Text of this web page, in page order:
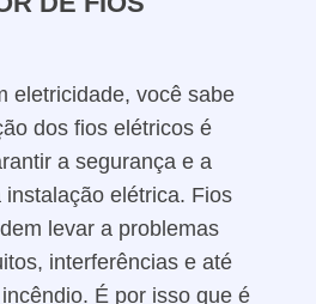
eletricidade, você sabe
dos fios elétricos é
a segurança e a
elétrica. Fios
levar a problemas
interferências e até
É por isso que é